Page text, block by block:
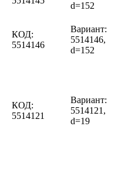
d=152
КОД:
5514146
Вариант:
5514146,
d=152
КОД:
5514121
Вариант:
5514121,
d=19